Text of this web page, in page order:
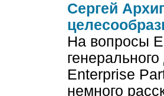
Сергей
На вопросы
Enterprise
немного